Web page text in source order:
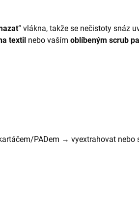
“ vlákna, takže se nečistoty snáz
textil nebo vaším oblíbeným scrub
PADem → vyextrahovat nebo